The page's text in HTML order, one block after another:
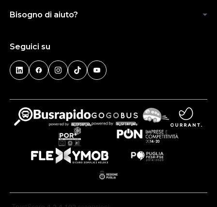
Bisogno di aiuto?
Seguici su